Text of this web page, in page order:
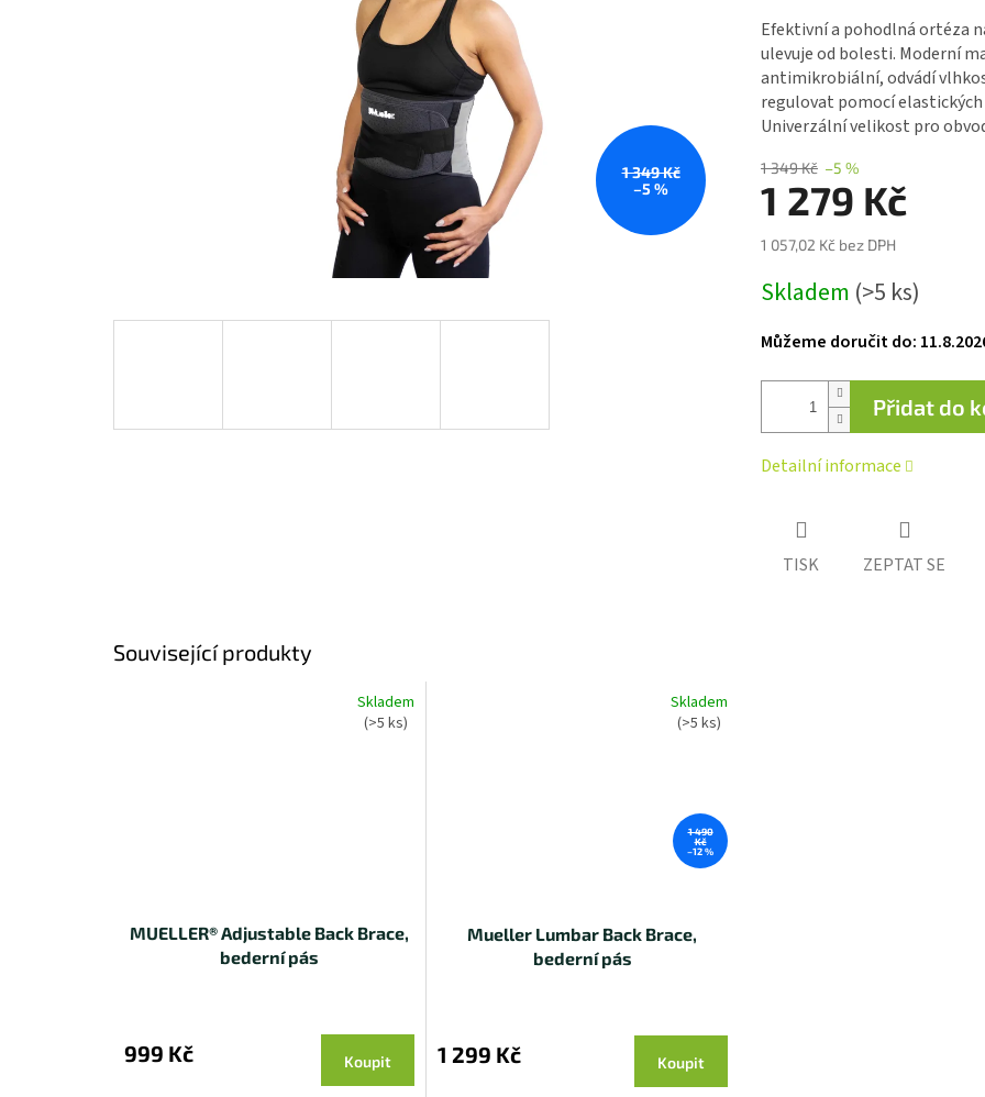
1 349 Kč
–5 %
produktu
je
5,0
z 5
hvězdiček.
Efektivní a pohodlná ortéza
ulevuje od bolesti. Moderní
antimikrobiální, odvádí
regulovat pomocí
Univerzální velikost pro
1 349 Kč –5 %
1 279 Kč
1 057,02 Kč bez DPH
cena:
Skladem (>5 ks)
Můžeme doručit do:
Přidat do
Detailní informace
TISK ZEPTAT SE
Související produkty
Skladem
(>5 ks)
MUELLER® Adjustable Back Brace,
bederní pás
999 Kč Koupit
1 490
Kč
–12 %
Skladem
(>5 ks)
Mueller Lumbar Back Brace,
bederní pás
1 299 Kč Koupit